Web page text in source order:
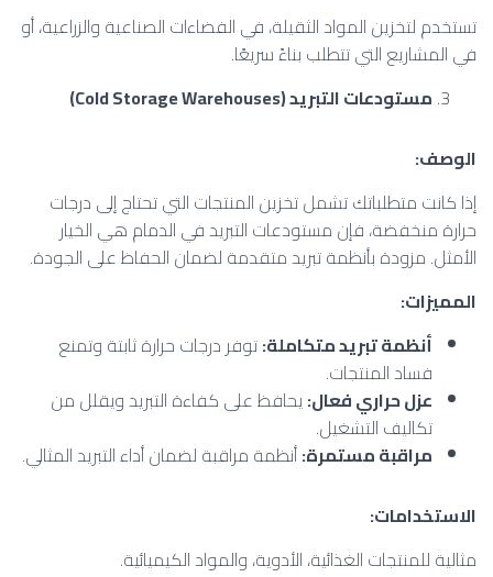
تستخدم لتخزين المواد الثقيلة، في الفضاءات الصناعية والزراعية، أو
في المشاريع التي تتطلب بناءً سريعًا.
مستودعات التبريد(Cold Storage Warehouses)
الوصف:
إذا كانت متطلباتك تشمل تخزين المنتجات التي تحتاج إلى درجات
حرارة منخفضة، فإن مستودعات التبريد في الدمام هي الخيار
الأمثل. مزودة بأنظمة تبريد متقدمة لضمان الحفاظ على الجودة.
المميزات:
أنظمة تبريد متكاملة:توفر درجات حرارة ثابتة وتمنع
فساد المنتجات.
عزل حراري فعال:يحافظ على كفاءة التبريد ويقلل من
تكاليف التشغيل.
مراقبة مستمرة:أنظمة مراقبة لضمان أداء التبريد المثالي.
الاستخدامات:
مثالية للمنتجات الغذائية، الأدوية، والمواد الكيميائية.